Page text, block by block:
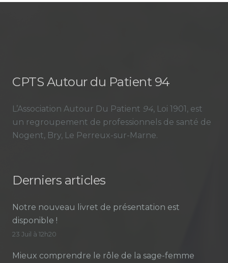
CPTS Autour du Patient 94
L’Association Autour Du Patient 94, Loi 1901, est
un regroupement de professionnels de santé de
Nogent, Bry, Le Perreux-sur-Marne.
Derniers articles
Notre nouveau livret de présentation est
disponible !
23 Juil à 12h20
Mieux comprendre le rôle de la sage-femme